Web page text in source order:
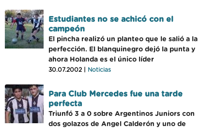
Estudiantes no se achicó con el
campeón
El pincha realizó un planteo que le salió a la
perfección. El blanquinegro dejó la punta y
ahora Holanda es el único líder
30.07.2002 | Noticias
Para Club Mercedes fue una tarde
perfecta
Triunfó 3 a 0 sobre Argentinos Juniors con
dos golazos de Angel Calderón y uno de